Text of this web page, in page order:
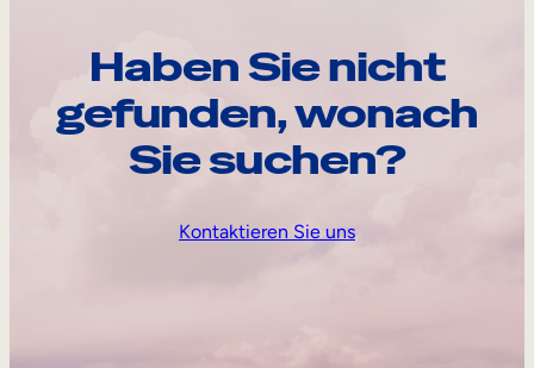
Haben Sie nicht
gefunden, wonach
Sie suchen?
Kontaktieren Sie uns